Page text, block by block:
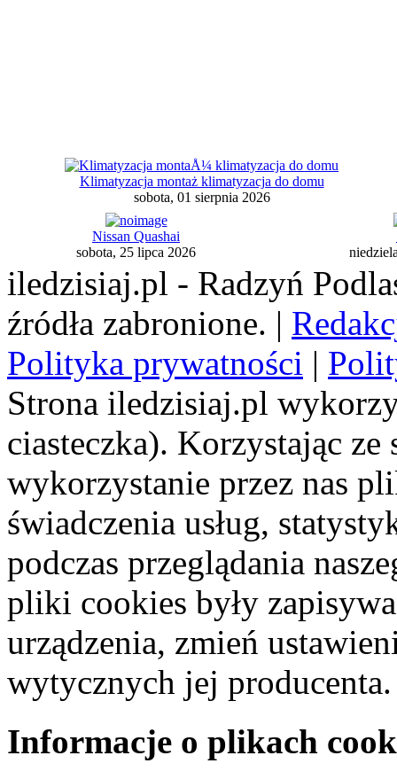
Klimatyzacja montaż klimatyzacja do domu
sobota, 01 sierpnia 2026
Nissan Quashai
sobota, 25 lipca 2026
iledzisiaj.pl - Radzyń
źródła zabronione. |
Polityka prywatności |
Strona iledzisiaj.pl
ciasteczka). Korzystając
wykorzystanie przez nas
świadczenia usług,
podczas przeglądania
pliki cookies były
urządzenia, zmień
wytycznych jej producenta.
Informacje o plikach